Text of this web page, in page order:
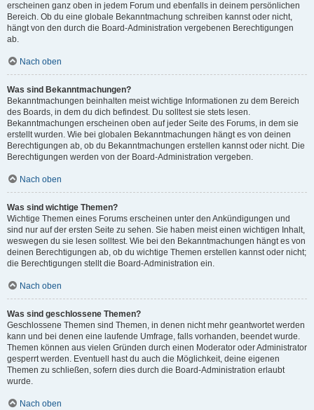
erscheinen ganz oben in jedem Forum und ebenfalls in deinem persönlichen
Bereich. Ob du eine globale Bekanntmachung schreiben kannst oder nicht,
hängt von den durch die Board-Administration vergebenen Berechtigungen
ab.
Nach oben
Was sind Bekanntmachungen?
Bekanntmachungen beinhalten meist wichtige Informationen zu dem Bereich
des Boards, in dem du dich befindest. Du solltest sie stets lesen.
Bekanntmachungen erscheinen oben auf jeder Seite des Forums, in dem sie
erstellt wurden. Wie bei globalen Bekanntmachungen hängt es von deinen
Berechtigungen ab, ob du Bekanntmachungen erstellen kannst oder nicht. Die
Berechtigungen werden von der Board-Administration vergeben.
Nach oben
Was sind wichtige Themen?
Wichtige Themen eines Forums erscheinen unter den Ankündigungen und
sind nur auf der ersten Seite zu sehen. Sie haben meist einen wichtigen Inhalt,
weswegen du sie lesen solltest. Wie bei den Bekanntmachungen hängt es von
deinen Berechtigungen ab, ob du wichtige Themen erstellen kannst oder nicht;
die Berechtigungen stellt die Board-Administration ein.
Nach oben
Was sind geschlossene Themen?
Geschlossene Themen sind Themen, in denen nicht mehr geantwortet werden
kann und bei denen eine laufende Umfrage, falls vorhanden, beendet wurde.
Themen können aus vielen Gründen durch einen Moderator oder Administrator
gesperrt werden. Eventuell hast du auch die Möglichkeit, deine eigenen
Themen zu schließen, sofern dies durch die Board-Administration erlaubt
wurde.
Nach oben